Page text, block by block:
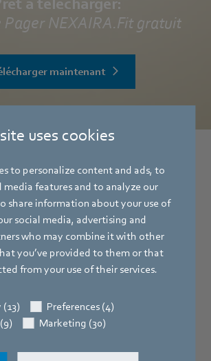
uses cookies
to personalize content and ads, to
media features and to analyze our
share information about your use of
social media, advertising and
who may combine it with other
you’ve provided to them or that
from your use of their services.
(13)
Preferences (4)
Marketing (30)
Pager NEXAIRA.Fit gratuit
maintenant
des questions ou
également profiter de
numériques ?
notre interlocuteur Olf
Jännsch.
pour votre application.